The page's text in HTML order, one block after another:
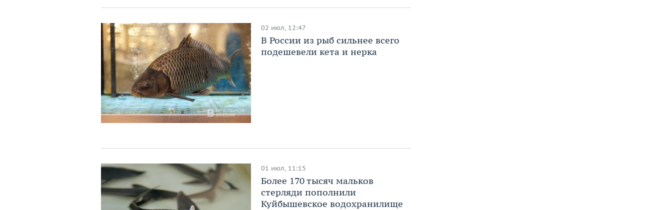
02 июл, 12:47
В России из рыб сильнее всего
подешевели кета и нерка
01 июл, 11:15
Более 170 тысяч мальков
стерляди пополнили
Куйбышевское водохранилище